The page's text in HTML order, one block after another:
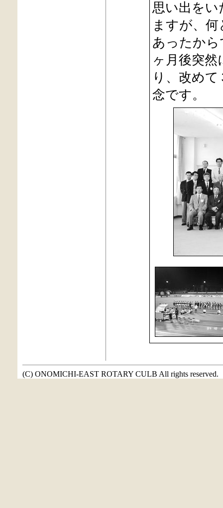
思い出をい
ますが、
あったから
ヶ月後突
り、改め
念です。
(C) ONOMICHI-EAST ROTARY CULB All rights reserved.